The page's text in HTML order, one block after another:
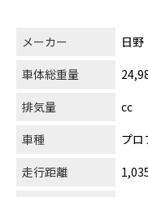
メーカー
日野
車体総重量
排気量
cc
車種
プ
走行距離